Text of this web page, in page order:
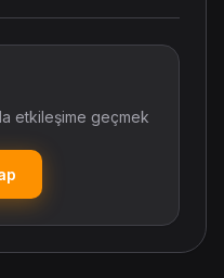
etkileşime geçmek